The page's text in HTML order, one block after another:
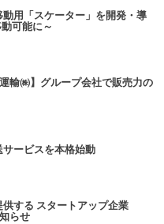
用「スケーター」を開発・導
可能に～
輸㈱】グループ会社で販売力の
ービスを本格始動
する スタートアップ企業
らせ